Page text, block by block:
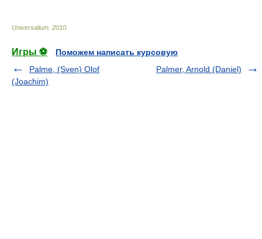
Universalium 2010
Игры ⚽
Поможем написать курсовую
Palme, (Sven) Olof
(Joachim)
Palmer, Arnold (Daniel)